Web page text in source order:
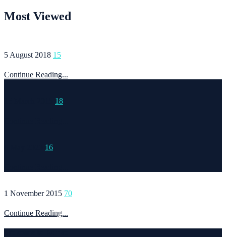
Most Viewed
5 August 2018 15
Continue Reading...
18
16
1 November 2015 70
Continue Reading...